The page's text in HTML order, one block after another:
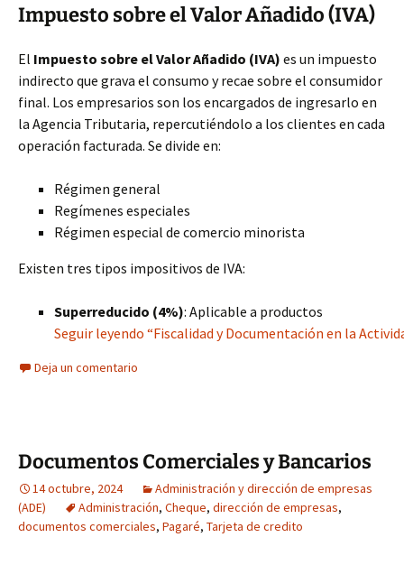
Impuesto sobre el Valor Añadido (IVA)
El Impuesto sobre el Valor Añadido (IVA) es un impuesto
indirecto que grava el consumo y recae sobre el consumidor
final. Los empresarios son los encargados de ingresarlo en
la Agencia Tributaria, repercutiéndolo a los clientes en cada
operación facturada. Se divide en:
Régimen general
Regímenes especiales
Régimen especial de comercio minorista
Existen tres tipos impositivos de IVA:
Superreducido (4%): Aplicable a productos
Seguir leyendo “Fiscalidad y Documentación en la
Deja un comentario
Documentos Comerciales y Bancarios
14 octubre, 2024
Administración y dirección de empresas
(ADE)
Administración, Cheque, dirección de empresas,
documentos comerciales, Pagaré, Tarjeta de credito